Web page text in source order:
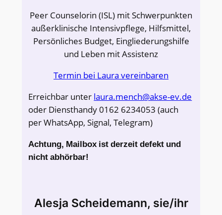
Peer Counselorin (ISL) mit Schwerpunkten
außerklinische Intensivpflege, Hilfsmittel,
Persönliches Budget, Eingliederungshilfe
und Leben mit Assistenz
Termin bei Laura vereinbaren
Erreichbar unter laura.mench@akse-ev.de
oder Diensthandy 0162 6234053 (auch
per WhatsApp, Signal, Telegram)
Achtung, Mailbox ist derzeit defekt und
nicht abhörbar!
Alesja Scheidemann, sie/ihr